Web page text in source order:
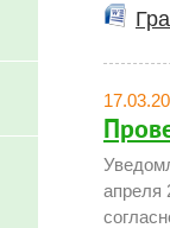
апреля